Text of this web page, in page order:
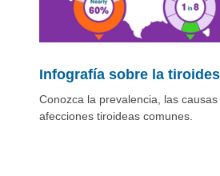
Infografía sobre la tiroides
Conozca la prevalencia, las
afecciones tiroideas comunes.